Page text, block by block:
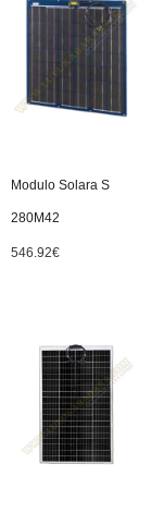
Modulo Solara S
280M42
546.92€